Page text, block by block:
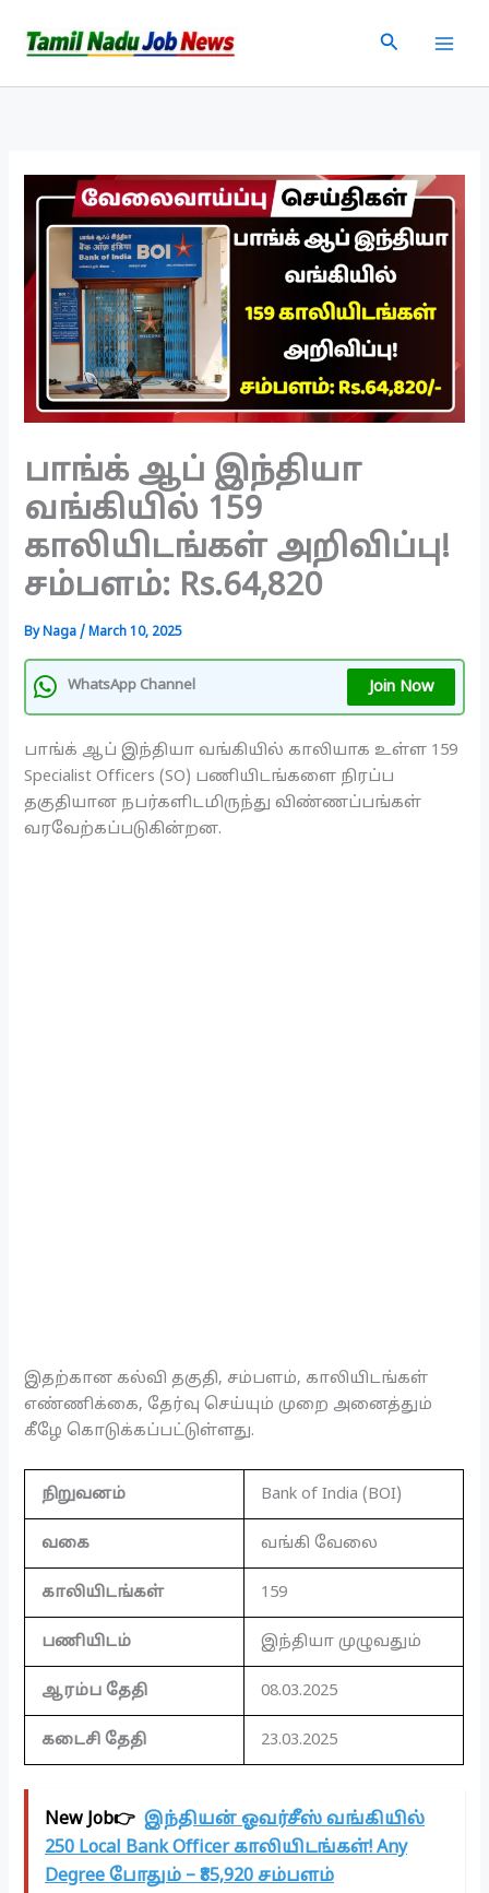
Search
பாங்க் ஆப் இந்தியா
வங்கியில் 159
காலியிடங்கள் அறிவிப்பு!
சம்பளம்: Rs.64,820
ByNaga/March 10, 2025
WhatsApp Channel Join Now
பாங்க் ஆப் இந்தியா வங்கியில் காலியாக உள்ள 159
Specialist Officers (SO) பணியிடங்களை நிரப்ப
தகுதியான நபர்களிடமிருந்து விண்ணப்பங்கள்
வரவேற்கப்படுகின்றன.
இதற்கான கல்வி தகுதி, சம்பளம், காலியிடங்கள்
எண்ணிக்கை, தேர்வு செய்யும் முறை அனைத்தும்
கீழே கொடுக்கப்பட்டுள்ளது.
நிறுவனம் Bank of India (BOI)
வகை வங்கி வேலை
காலியிடங்கள் 159
பணியிடம் இந்தியா முழுவதும்
ஆரம்ப தேதி 08.03.2025
கடைசி தேதி 23.03.2025
New Job👉 இந்தியன் ஓவர்சீஸ் வங்கியில்
250 Local Bank Officer காலியிடங்கள்! Any
Degree போதும் – ₹85,920 சம்பளம்